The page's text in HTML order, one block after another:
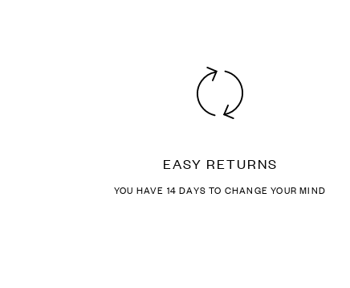
EASY RETURNS
YOU HAVE 14 DAYS TO CHANGE YOUR MIND